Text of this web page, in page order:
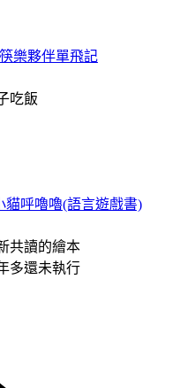
樂夥伴單飛記
吃飯
貓呼嚕嚕(語言遊戲書)
共讀的繪本
多還未執行